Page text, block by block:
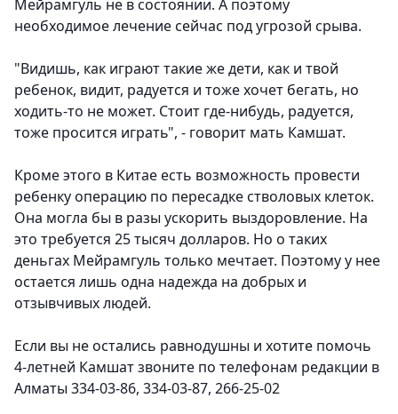
Мейрамгуль не в состоянии. А поэтому
необходимое лечение сейчас под угрозой срыва.
"Видишь, как играют такие же дети, как и твой
ребенок, видит, радуется и тоже хочет бегать, но
ходить-то не может. Стоит где-нибудь, радуется,
тоже просится играть", - говорит мать Камшат.
Кроме этого в Китае есть возможность провести
ребенку операцию по пересадке стволовых клеток.
Она могла бы в разы ускорить выздоровление. На
это требуется 25 тысяч долларов. Но о таких
деньгах Мейрамгуль только мечтает. Поэтому у нее
остается лишь одна надежда на добрых и
отзывчивых людей.
Если вы не остались равнодушны и хотите помочь
4-летней Камшат звоните по телефонам редакции в
Алматы 334-03-86, 334-03-87, 266-25-02